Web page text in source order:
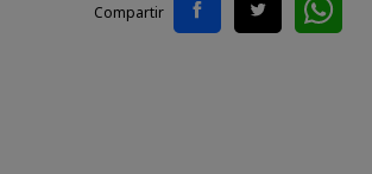
Compartir